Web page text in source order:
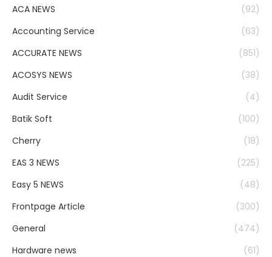
ACA NEWS
(92)
Accounting Service
(63)
ACCURATE NEWS
(851)
ACOSYS NEWS
(38)
Audit Service
(4)
Batik Soft
(100)
Cherry
(18)
EAS 3 NEWS
(225)
Easy 5 NEWS
(48)
Frontpage Article
(300)
General
(474)
Hardware news
(61)